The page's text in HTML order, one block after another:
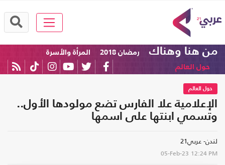
من هنا وهناك رمضان 2018
المرأة والأسرة
حول العالم
حول العالم
الإعلامية علا الفارس تضع مولودها الأول..
وتسمي ابنتها على اسمها
لندن- عربي21
05-Feb-23 12:24 PM